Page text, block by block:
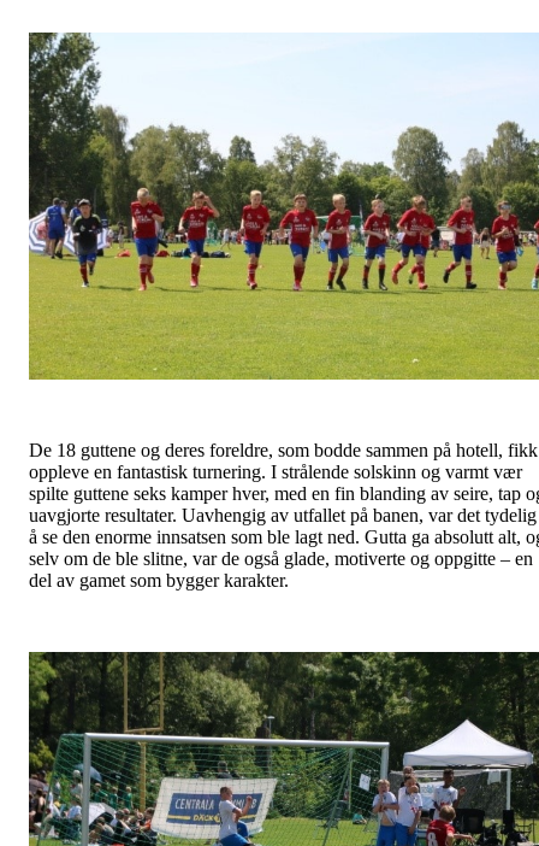
De 18 guttene og deres foreldre, som bodde sammen på hotell, fikk
oppleve en fantastisk turnering. I strålende solskinn og varmt vær
spilte guttene seks kamper hver, med en fin blanding av seire, tap
uavgjorte resultater. Uavhengig av utfallet på banen, var det tydelig
å se den enorme innsatsen som ble lagt ned. Gutta ga absolutt alt,
selv om de ble slitne, var de også glade, motiverte og oppgitte – en
del av gamet som bygger karakter.